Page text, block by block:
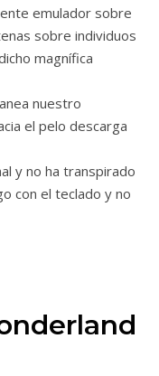
emulador sobre
sobre individuos
magnífica
nuestro
el pelo descarga
y no ha transpirado
con el teclado y no